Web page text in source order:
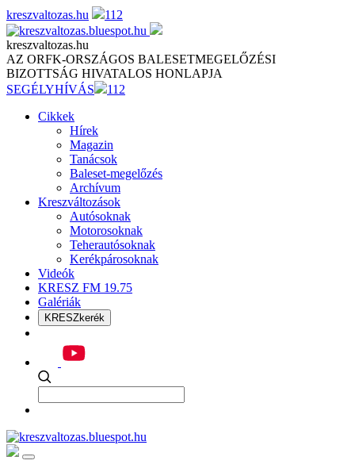
Skip
to
content
kreszvaltozas.hu 112
kreszvaltozas.hu
AZ ORFK-ORSZÁGOS BALESETMEGELŐZÉSI
BIZOTTSÁG HIVATALOS HONLAPJA
SEGÉLYHÍVÁS
112
Cikkek
Hírek
Magazin
Tanácsok
Baleset-megelőzés
Archívum
Kreszváltozások
Autósoknak
Motorosoknak
Teherautósoknak
Kerékpárosoknak
Videók
KRESZ FM 19.75
Galériák
KRESZkerék